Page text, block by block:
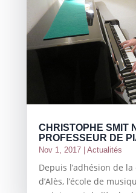
CHRISTOPHE SMIT
PROFESSEUR DE
Nov 1, 2017| Actualités
Depuis l’adhésion de la
d’Alès, l’école de